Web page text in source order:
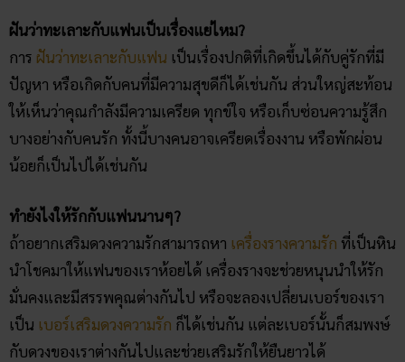
ฝันว่าทะเลาะกับแฟนเป็นเรื่องแย่ไหม?
การ ฝันว่าทะเลาะกับแฟน เป็นเรื่องปกติที่เกิดขึ้นได้กับคู่รักที่มี
ปัญหา หรือเกิดกับคนที่มีความสุขดีก็ได้เช่นกัน ส่วนใหญ่สะท้อน
ให้เห็นว่าคุณกำลังมีความเครียด ทุกข์ใจ หรือเก็บซ่อนความรู้สึก
บางอย่างกับคนรัก ทั้งนี้บางคนอาจเครียดเรื่องงาน หรือพักผ่อน
น้อยก็เป็นไปได้เช่นกัน
ทำยังไงให้รักกับแฟนนานๆ?
ถ้าอยากเสริมดวงความรักสามารถหา เครื่องรางความรัก ที่เป็นหิน
นำโชคมาให้แฟนของเราห้อยได้ เครื่องรางจะช่วยหนุนนำให้รัก
มั่นคงและมีสรรพคุณต่างกันไป หรือจะลองเปลี่ยนเบอร์ของเรา
เป็น เบอร์เสริมดวงความรัก ก็ได้เช่นกัน แต่ละเบอร์นั้นก็สมพงษ์
กับดวงของเราต่างกันไปและช่วยเสริมรักให้ยืนยาวได้